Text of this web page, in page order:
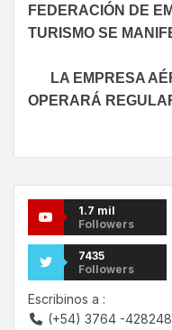
FEDERACIÓN DE
TURISMO SE
LA EMPRESA
OPERARÁ
1.7 mil
Followers
7435
Followers
Escribinos a :
(+54) 3764 -428248